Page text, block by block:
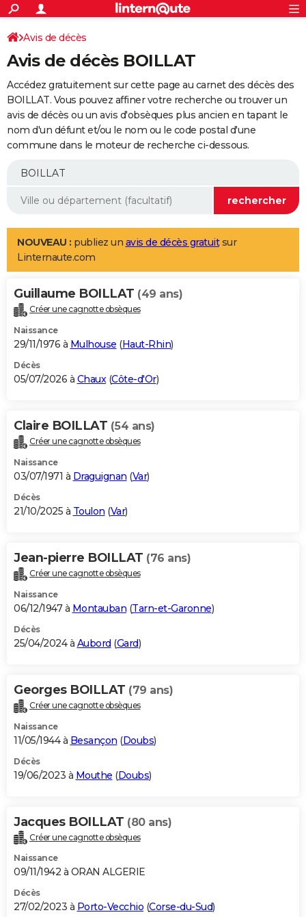
ACTUALITÉS
Politique
Société
Faits Divers
Education
Monde
Villes
+
SPORT
Coupe du monde 2026
Football
Tennis
Cyclisme
Rugby
Forum
Programme TV
TNT
Streaming
Cinéma
Sorties cinéma
Musique
+
FINANCE
Retraite
Epargne
Immobilier
Risques naturels par ville
Banque
Assurance
AUTO
Essais
Réserver un essai
Citadines
Berlines
SUV
Forum auto
+
Mobiles
Meilleur smartphone
Internet
Ordinateurs
Jeux vidéo
Guide high-tech
Aménagement intérieur
LIFESTYLE
Art de vivre
Bien-être
Loisirs
Mode
Modes de vie
Alimentation
Guide de la santé
Maladies
Médicaments
Sommeil
VOYAGE
Destinations
City break
Voyage nature
Voyage de noces
Forum
Climat
+PHOTO
GUIDES D'ACHAT
BONS PLANS
Carte de Noël
Carte Bonne année
Carte Saint-Valentin
Carte Pâques
Carte d'anniversaire
DICTIONNAIRE
Dictionnaire
Biographies
Citations
Expressions
Proverbes
PROGRAMME TV
S'inscrire
Se connecter
Lycées
Collèges
Primaires
Universités
Entreprises
Service militaire
Avis de recherche
AVIS DE DÉCÈS
Bricolage
Lifestyle
Culture
Sport
Auto
Television
Voyage
Cinema
Avis de décès
Avis de décès BOILLAT
Accédez gratuitement sur cette page au carnet des décès des
BOILLAT. Vous pouvez affiner votre recherche ou trouver un
avis de décès ou un avis d'obsèques plus ancien en tapant le
nom d'un défunt et/ou le nom ou le code postal d'une
commune dans le moteur de recherche ci-dessous.
NOUVEAU : publiez un avis de décès gratuitsur
Linternaute.com
Guillaume BOILLAT (49 ans)
Créer une cagnotte obsèques
Naissance
29/11/1976 à Mulhouse (Haut-Rhin)
Décès
05/07/2026 à Chaux(Côte-d'Or)
Claire BOILLAT (54 ans)
Créer une cagnotte obsèques
Naissance
03/07/1971 à Draguignan (Var)
Décès
21/10/2025 à Toulon (Var)
Jean-pierre BOILLAT (76 ans)
Créer une cagnotte obsèques
Naissance
06/12/1947 à Montauban (Tarn-et-Garonne)
Décès
25/04/2024 à Aubord (Gard)
Georges BOILLAT (79 ans)
Créer une cagnotte obsèques
Naissance
11/05/1944 à Besançon (Doubs)
Décès
19/06/2023 à Mouthe (Doubs)
Jacques BOILLAT (80 ans)
Créer une cagnotte obsèques
Naissance
09/11/1942 à ORAN ALGERIE
Décès
27/02/2023 à Porto-Vecchio (Corse-du-Sud)